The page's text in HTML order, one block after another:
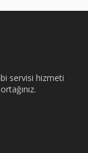
servisi hizmeti